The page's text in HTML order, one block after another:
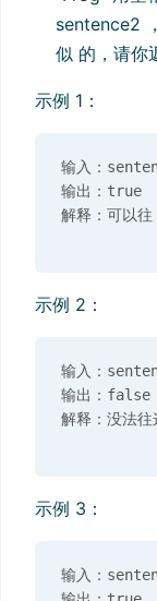
sentence2
似 的，请你
示例 1：
输入：
输出：true
示例 2：
输入：
输出：false
示例 3：
输入：